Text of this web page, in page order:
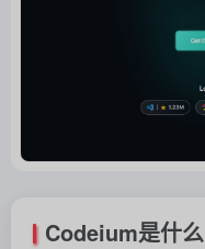
Codeium是什么